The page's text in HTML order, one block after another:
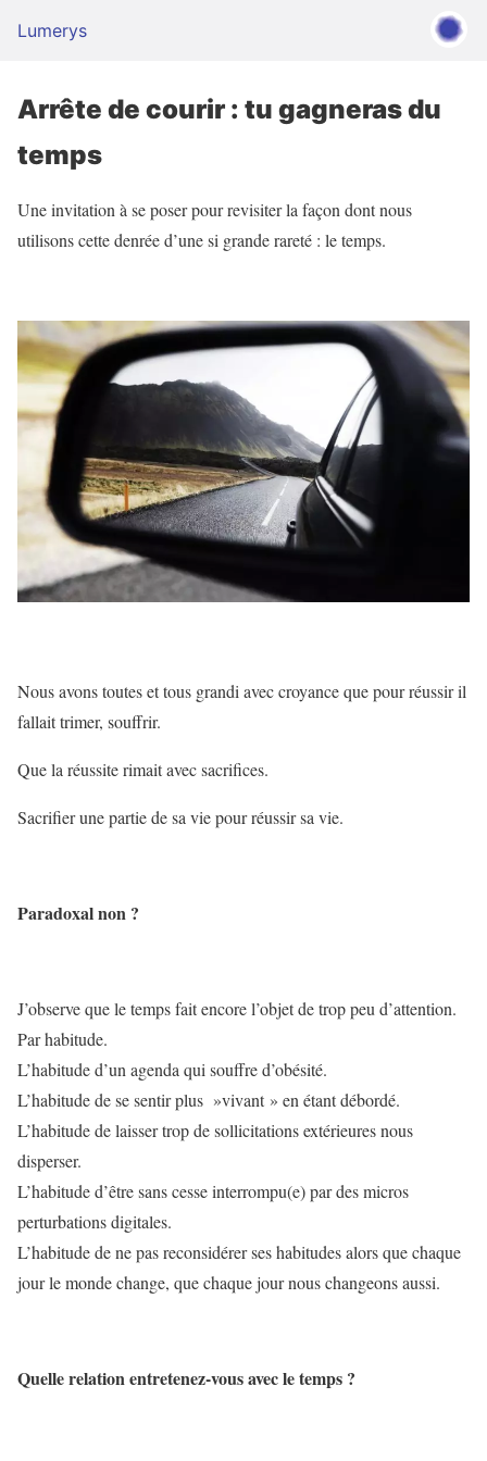
Lumerys
Arrête de courir : tu gagneras du
temps
Une invitation à se poser pour revisiter la façon dont nous
utilisons cette denrée d’une si grande rareté : le temps.
Nous avons toutes et tous grandi avec croyance que pour réussir il
fallait trimer, souffrir.
Que la réussite rimait avec sacrifices.
Sacrifier une partie de sa vie pour réussir sa vie.
Paradoxal non ?
J’observe que le temps fait encore l’objet de trop peu d’attention.
Par habitude.
L’habitude d’un agenda qui souffre d’obésité.
L’habitude de se sentir plus »vivant » en étant débordé.
L’habitude de laisser trop de sollicitations extérieures nous
disperser.
L’habitude d’être sans cesse interrompu(e) par des micros
perturbations digitales.
L’habitude de ne pas reconsidérer ses habitudes alors que chaque
jour le monde change, que chaque jour nous changeons aussi.
Quelle relation entretenez-vous avec le temps ?